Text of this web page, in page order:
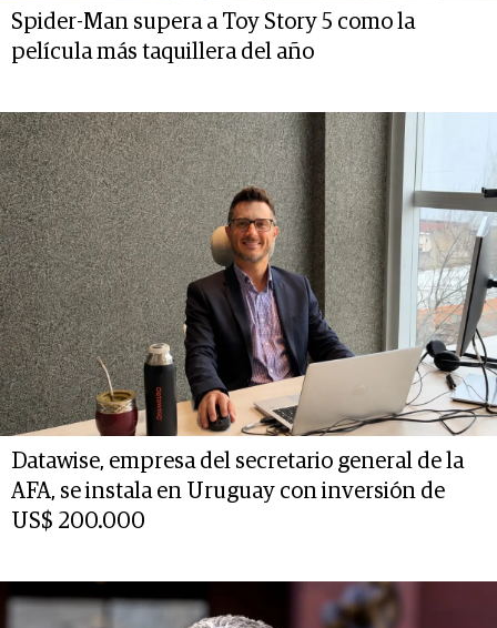
Spider-Man supera a Toy Story 5 como la
película más taquillera del año
Datawise, empresa del secretario general de la
AFA, se instala en Uruguay con inversión de
US$ 200.000